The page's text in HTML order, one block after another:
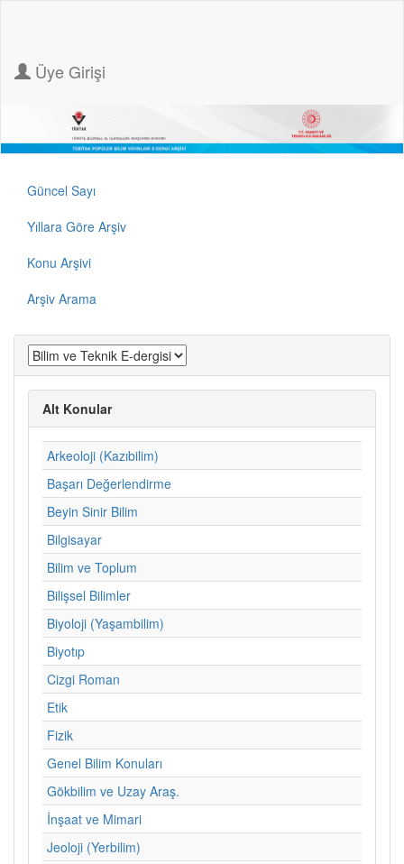
Üye Girişi
Güncel Sayı
Yıllara Göre Arşiv
Konu Arşivi
Arşiv Arama
Alt Konular
Arkeoloji (Kazıbilim)
Başarı Değerlendirme
Beyin Sinir Bilim
Bilgisayar
Bilim ve Toplum
Bilişsel Bilimler
Biyoloji (Yaşambilim)
Biyotıp
Cizgi Roman
Etik
Fizik
Genel Bilim Konuları
Gökbilim ve Uzay Araş.
İnşaat ve Mimari
Jeoloji (Yerbilim)